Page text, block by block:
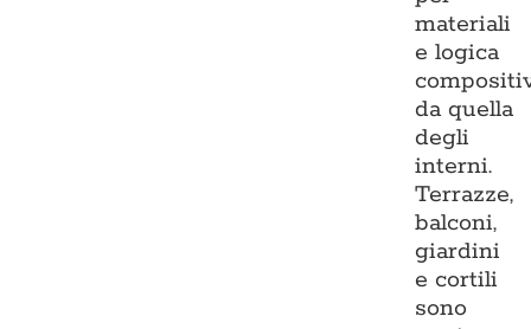
materiali
e logica
da quella
degli
interni.
Terrazze,
balconi,
giardini
e cortili
sono